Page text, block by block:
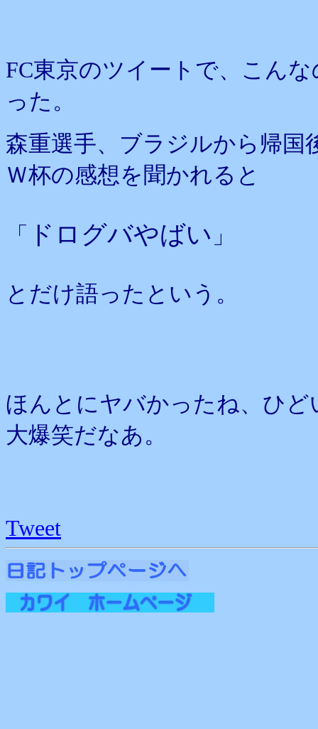
FC東京のツイートで、こん
った。
森重選手、ブラジルから帰国
Ｗ杯の感想を聞かれると
「 ドログバやばい 」
とだけ語ったという。
ほんとにヤバかったね、ひ
大爆笑だなあ。
Tweet